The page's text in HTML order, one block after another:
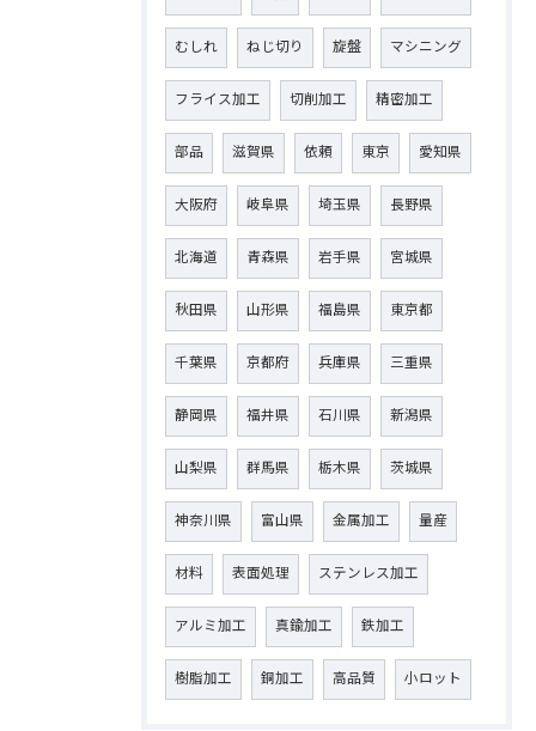
むしれ ねじ切り 旋盤 マシニング
フライス加工 切削加工 精密加工
部品 滋賀県 依頼 東京 愛知県
大阪府 岐阜県 埼玉県 長野県
北海道 青森県 岩手県 宮城県
秋田県 山形県 福島県 東京都
千葉県 京都府 兵庫県 三重県
静岡県 福井県 石川県 新潟県
山梨県 群馬県 栃木県 茨城県
神奈川県 富山県 金属加工 量産
材料 表面処理 ステンレス加工
アルミ加工 真鍮加工 鉄加工
樹脂加工 銅加工 高品質 小ロット